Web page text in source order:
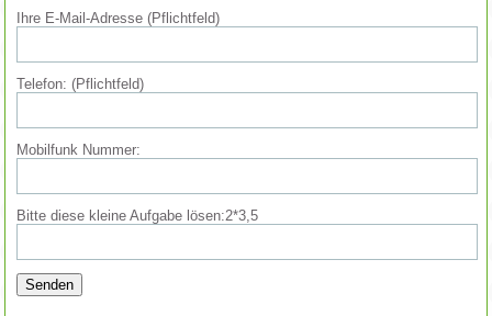
Ihre E-Mail-Adresse (Pflichtfeld)
Telefon: (Pflichtfeld)
Mobilfunk Nummer:
Bitte diese kleine Aufgabe lösen:2*3,5